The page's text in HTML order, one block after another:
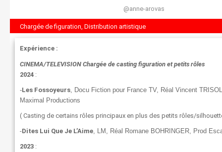
@anne-arovas
Chargée de figuration, Distribution artistique
Expérience :
CINEMA/TELEVISION Chargée de casting figuration et petits rôles
2024 :
-Les Fossoyeurs, Docu Fiction pour France TV, Réal Vincent
Maximal Productions
( Casting de certains rôles principaux en plus des petits rôles/
-Dites Lui Que Je L’Aime, LM, Réal Romane BOHRINGER, Prod
2023 :